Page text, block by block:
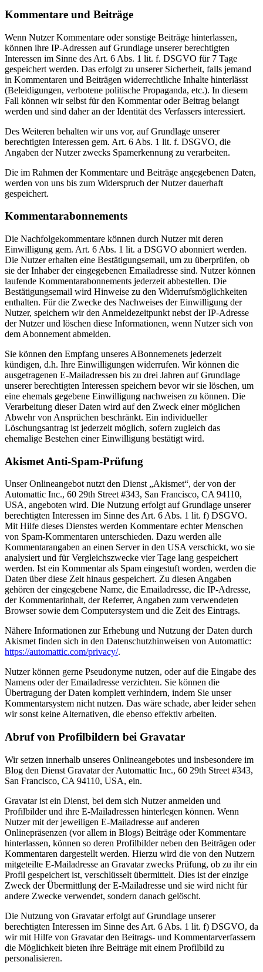
Kommentare und Beiträge
Wenn Nutzer Kommentare oder sonstige Beiträge hinterlassen,
können ihre IP-Adressen auf Grundlage unserer berechtigten
Interessen im Sinne des Art. 6 Abs. 1 lit. f. DSGVO für 7 Tage
gespeichert werden. Das erfolgt zu unserer Sicherheit, falls jemand
in Kommentaren und Beiträgen widerrechtliche Inhalte hinterlässt
(Beleidigungen, verbotene politische Propaganda, etc.). In diesem
Fall können wir selbst für den Kommentar oder Beitrag belangt
werden und sind daher an der Identität des Verfassers interessiert.
Des Weiteren behalten wir uns vor, auf Grundlage unserer
berechtigten Interessen gem. Art. 6 Abs. 1 lit. f. DSGVO, die
Angaben der Nutzer zwecks Spamerkennung zu verarbeiten.
Die im Rahmen der Kommentare und Beiträge angegebenen Daten,
werden von uns bis zum Widerspruch der Nutzer dauerhaft
gespeichert.
Kommentarabonnements
Die Nachfolgekommentare können durch Nutzer mit deren
Einwilligung gem. Art. 6 Abs. 1 lit. a DSGVO abonniert werden.
Die Nutzer erhalten eine Bestätigungsemail, um zu überprüfen, ob
sie der Inhaber der eingegebenen Emailadresse sind. Nutzer können
laufende Kommentarabonnements jederzeit abbestellen. Die
Bestätigungsemail wird Hinweise zu den Widerrufsmöglichkeiten
enthalten. Für die Zwecke des Nachweises der Einwilligung der
Nutzer, speichern wir den Anmeldezeitpunkt nebst der IP-Adresse
der Nutzer und löschen diese Informationen, wenn Nutzer sich von
dem Abonnement abmelden.
Sie können den Empfang unseres ABonnemenets jederzeit
kündigen, d.h. Ihre Einwilligungen widerrufen. Wir können die
ausgetragenen E-Mailadressen bis zu drei Jahren auf Grundlage
unserer berechtigten Interessen speichern bevor wir sie löschen, um
eine ehemals gegebene Einwilligung nachweisen zu können. Die
Verarbeitung dieser Daten wird auf den Zweck einer möglichen
Abwehr von Ansprüchen beschränkt. Ein individueller
Löschungsantrag ist jederzeit möglich, sofern zugleich das
ehemalige Bestehen einer Einwilligung bestätigt wird.
Akismet Anti-Spam-Prüfung
Unser Onlineangebot nutzt den Dienst „Akismet“, der von der
Automattic Inc., 60 29th Street #343, San Francisco, CA 94110,
USA, angeboten wird. Die Nutzung erfolgt auf Grundlage unserer
berechtigten Interessen im Sinne des Art. 6 Abs. 1 lit. f) DSGVO.
Mit Hilfe dieses Dienstes werden Kommentare echter Menschen
von Spam-Kommentaren unterschieden. Dazu werden alle
Kommentarangaben an einen Server in den USA verschickt, wo sie
analysiert und für Vergleichszwecke vier Tage lang gespeichert
werden. Ist ein Kommentar als Spam eingestuft worden, werden die
Daten über diese Zeit hinaus gespeichert. Zu diesen Angaben
gehören der eingegebene Name, die Emailadresse, die IP-Adresse,
der Kommentarinhalt, der Referrer, Angaben zum verwendeten
Browser sowie dem Computersystem und die Zeit des Eintrags.
Nähere Informationen zur Erhebung und Nutzung der Daten durch
Akismet finden sich in den Datenschutzhinweisen von Automattic:
https://automattic.com/privacy/.
Nutzer können gerne Pseudonyme nutzen, oder auf die Eingabe des
Namens oder der Emailadresse verzichten. Sie können die
Übertragung der Daten komplett verhindern, indem Sie unser
Kommentarsystem nicht nutzen. Das wäre schade, aber leider sehen
wir sonst keine Alternativen, die ebenso effektiv arbeiten.
Abruf von Profilbildern bei Gravatar
Wir setzen innerhalb unseres Onlineangebotes und insbesondere im
Blog den Dienst Gravatar der Automattic Inc., 60 29th Street #343,
San Francisco, CA 94110, USA, ein.
Gravatar ist ein Dienst, bei dem sich Nutzer anmelden und
Profilbilder und ihre E-Mailadressen hinterlegen können. Wenn
Nutzer mit der jeweiligen E-Mailadresse auf anderen
Onlinepräsenzen (vor allem in Blogs) Beiträge oder Kommentare
hinterlassen, können so deren Profilbilder neben den Beiträgen oder
Kommentaren dargestellt werden. Hierzu wird die von den Nutzern
mitgeteilte E-Mailadresse an Gravatar zwecks Prüfung, ob zu ihr ein
Profil gespeichert ist, verschlüsselt übermittelt. Dies ist der einzige
Zweck der Übermittlung der E-Mailadresse und sie wird nicht für
andere Zwecke verwendet, sondern danach gelöscht.
Die Nutzung von Gravatar erfolgt auf Grundlage unserer
berechtigten Interessen im Sinne des Art. 6 Abs. 1 lit. f) DSGVO, da
wir mit Hilfe von Gravatar den Beitrags- und Kommentarverfassern
die Möglichkeit bieten ihre Beiträge mit einem Profilbild zu
personalisieren.